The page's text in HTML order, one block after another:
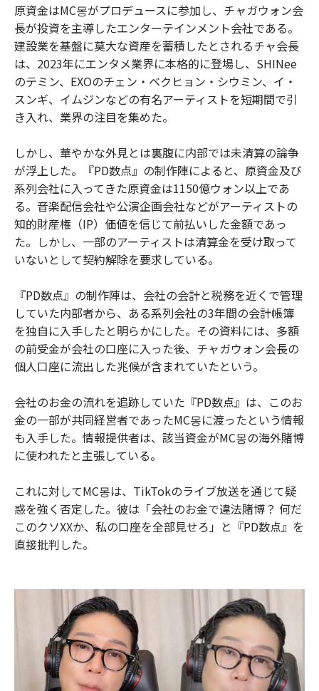
原資金はMC몽がプロデュースに参加し、チャガウォン会
長が投資を主導したエンターテインメント会社である。
建設業を基盤に莫大な資産を蓄積したとされるチャ会長
は、2023年にエンタメ業界に本格的に登場し、SHINee
のテミン、EXOのチェン・ベクヒョン・シウミン、イ・
スンギ、イムジンなどの有名アーティストを短期間で引
き入れ、業界の注目を集めた。
しかし、華やかな外見とは裏腹に内部では未清算の論争
が浮上した。『PD数点』の制作陣によると、原資金及び
系列会社に入ってきた原資金は1150億ウォン以上であ
る。音楽配信会社や公演企画会社などがアーティストの
知的財産権（IP）価値を信じて前払いした金額であっ
た。しかし、一部のアーティストは清算金を受け取って
いないとして契約解除を要求している。
『PD数点』の制作陣は、会社の会計と税務を近くで管理
していた内部者から、ある系列会社の3年間の会計帳簿
を独自に入手したと明らかにした。その資料には、多額
の前受金が会社の口座に入った後、チャガウォン会長の
個人口座に流出した兆候が含まれていたという。
会社のお金の流れを追跡していた『PD数点』は、このお
金の一部が共同経営者であったMC몽に渡ったという情報
も入手した。情報提供者は、該当資金がMC몽の海外賭博
に使われたと主張している。
これに対してMC몽は、TikTokのライブ放送を通じて疑
惑を強く否定した。彼は「会社のお金で違法賭博？ 何だ
このクソXXか、私の口座を全部見せろ」と『PD数点』を
直接批判した。